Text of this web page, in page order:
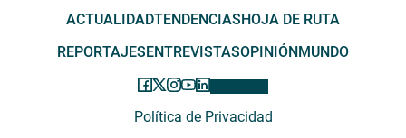
ACTUALIDADTENDENCIAS HOJA DE RUTA
REPORTAJES ENTREVISTASOPINIÓN MUNDO
Política de Privacidad